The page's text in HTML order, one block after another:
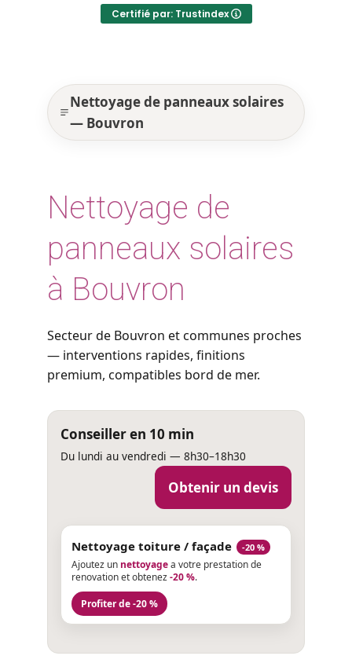
Certifié par: Trustindex
Nettoyage de panneaux solaires
— Bouvron
Nettoyage de
panneaux solaires
à Bouvron
Secteur de Bouvron et communes proches
— interventions rapides, finitions
premium, compatibles bord de mer.
Conseiller en 10 min
Du lundi au vendredi — 8h30–18h30
Obtenir un devis
Nettoyage toiture / façade -20 %
Ajoutez un nettoyagea votre prestation de
renovation et obtenez-20 %.
Profiter de -20 %